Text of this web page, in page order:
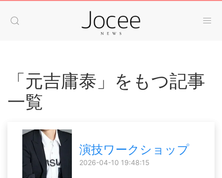
「元吉庸泰」をもつ記事
一覧
演技ワークショップ
2026-04-10 19:48:15